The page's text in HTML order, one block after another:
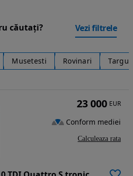
căutați? Vezi filtrele
Musetesti Rovinari Targu
23 000 EUR
Conform mediei
Calculeaza rata